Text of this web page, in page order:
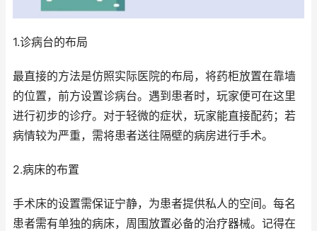
1.诊病台的布局
最直接的方法是仿照实际医院的布局，将药柜放置在靠墙
的位置，前方设置诊病台。遇到患者时，玩家便可在这里
进行初步的诊疗。对于轻微的症状，玩家能直接配药；若
病情较为严重，需将患者送往隔壁的病房进行手术。
2.病床的布置
手术床的设置需保证宁静，为患者提供私人的空间。每名
患者需有单独的病床，周围放置必备的治疗器械。记得在